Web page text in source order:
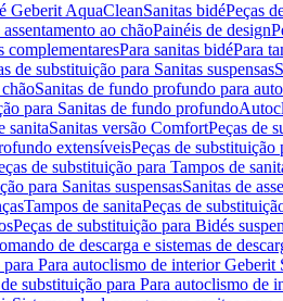
Geberit AquaCleanSanitas bidéPeças
ao chãoPainéis de design
complementaresPara sanitas bidéPara
de substituição para Sanitas suspensas
Sanitas de fundo profundo para
para Sanitas de fundo profundo
sanitaSanitas versão ComfortPeças de
extensíveisPeças de
de substituição para Tampos de
para Sanitas suspensasSanitas de
Tampos de sanitaPeças de
Peças de substituição para Bidés
de descarga e sistemas de
para Para autoclismo de interior Geberit
de substituição para Para autoclismo de